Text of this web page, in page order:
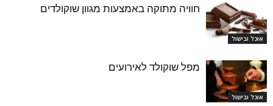
אוכל ובישול
חוויה מתוקה באמצעות מגוון שוקולדים
אוכל ובישול
מפל שוקולד לאירועים